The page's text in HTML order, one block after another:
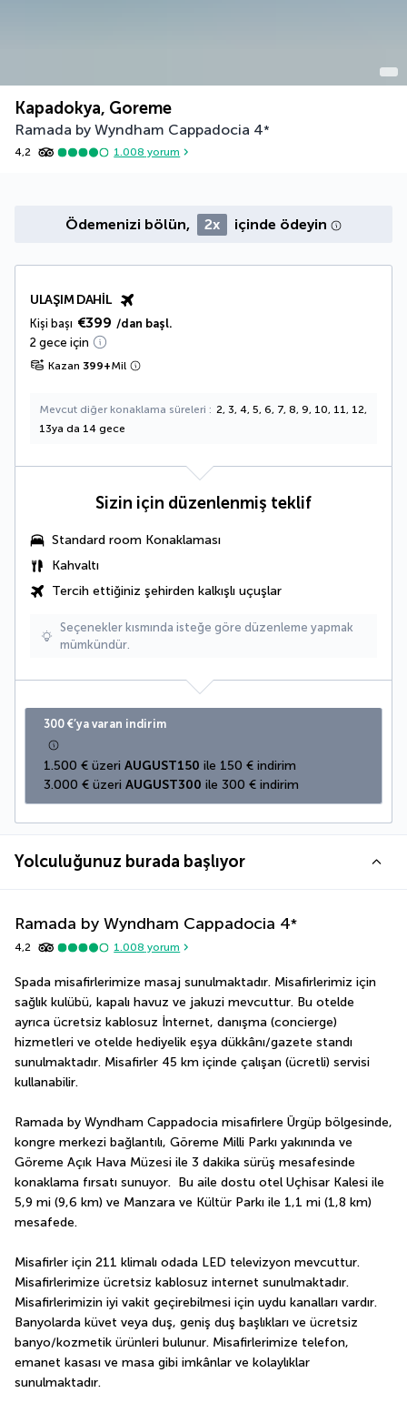
Kapadokya, Goreme
Ramada by Wyndham Cappadocia 4*
4,2 1.008 yorum
Ödemenizi bölün, 2x içinde ödeyin
ULAŞIM DAHIL
Kişi başı €399 /dan başl.
2 gece için
Kazan 399+Mil
Mevcut diğer konaklama süreleri
2, 3, 4, 5, 6, 7, 8, 9, 10, 11, 12,
13ya da 14 gece
Sizin için düzenlenmiş teklif
Standard room Konaklaması
Kahvaltı
Tercih ettiğiniz şehirden kalkışlı uçuşlar
Seçenekler kısmında isteğe göre düzenleme yapmak
mümkündür.
300 €’ya varan indirim
1.500 € üzeri AUGUST150 ile 150 € indirim
3.000 € üzeri AUGUST300 ile 300 € indirim
Yolculuğunuz burada başlıyor
Ramada by Wyndham Cappadocia 4*
4,2 1.008 yorum
Spada misafirlerimize masaj sunulmaktadır. Misafirlerimiz için
sağlık kulübü, kapalı havuz ve jakuzi mevcuttur. Bu otelde
ayrıca ücretsiz kablosuz İnternet, danışma (concierge)
hizmetleri ve otelde hediyelik eşya dükkânı/gazete standı
sunulmaktadır. Misafirler 45 km içinde çalışan (ücretli) servisi
kullanabilir.
Ramada by Wyndham Cappadocia misafirlere Ürgüp bölgesinde,
kongre merkezi bağlantılı, Göreme Milli Parkı yakınında ve
Göreme Açık Hava Müzesi ile 3 dakika sürüş mesafesinde
konaklama fırsatı sunuyor.  Bu aile dostu otel Uçhisar Kalesi ile
5,9 mi (9,6 km) ve Manzara ve Kültür Parkı ile 1,1 mi (1,8 km)
mesafede.
Misafirler için 211 klimalı odada LED televizyon mevcuttur.
Misafirlerimize ücretsiz kablosuz internet sunulmaktadır.
Misafirlerimizin iyi vakit geçirebilmesi için uydu kanalları vardır.
Banyolarda küvet veya duş, geniş duş başlıkları ve ücretsiz
banyo/kozmetik ürünleri bulunur. Misafirlerimize telefon,
emanet kasası ve masa gibi imkânlar ve kolaylıklar
sunulmaktadır.